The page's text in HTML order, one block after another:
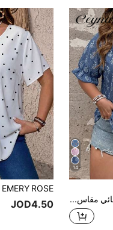
14
Ceyna قميص نسائي مقاس كبير بأسلوب فرنسي كاجوال أنيق بطبعة تطريز مزيفة وأكمام قصيرة JOD4.50